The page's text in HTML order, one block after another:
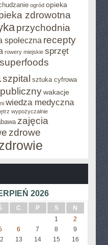
ogród opieka
zdrowotna
przychodnia
społeczna recepty
rowery miejskie sprzęt
superfoods
szpital sztuka cyfrowa
wakacje
wiedza medyczna
wypożyczalnie
zajęcia
zdrowe
2026
C P S
N
1
2
6 7 8
9
13 14 15
16